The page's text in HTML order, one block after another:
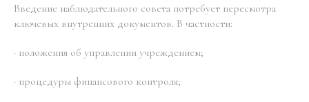
Введение наблюдательного совета потребует пересмотра
ключевых внутренних документов. В частности:
· положения об управлении учреждением;
· процедуры финансового контроля;